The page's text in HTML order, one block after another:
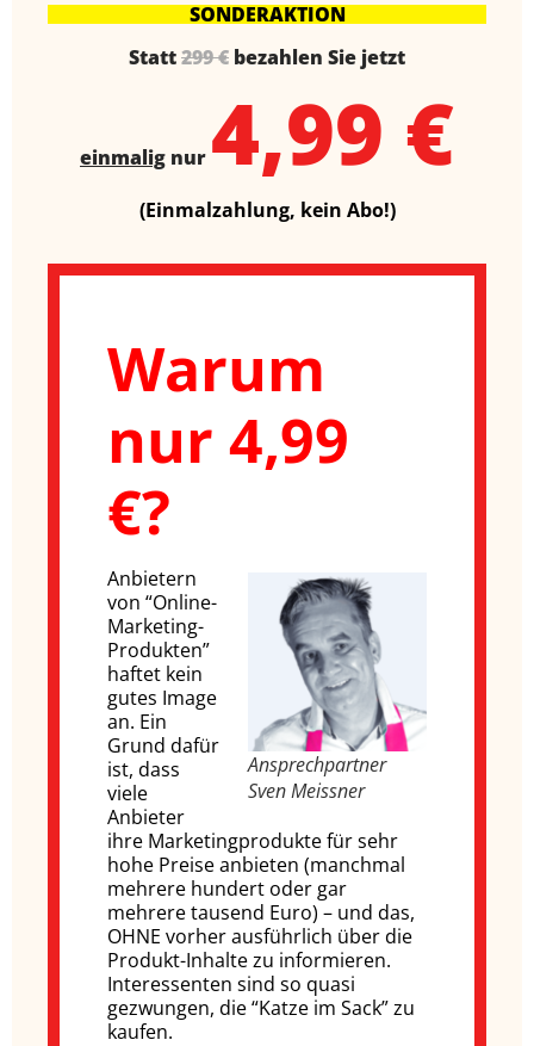
SONDERAKTION
Statt299 € bezahlen Sie jetzt
einmalig nur 4,99 €
(Einmalzahlung, kein Abo!)
Warum
nur 4,99
€?
Ansprechpartner
Sven Meissner
Anbietern
von “Online-
Marketing-
Produkten”
haftet kein
gutes Image
an. Ein
Grund dafür
ist, dass
viele
Anbieter
ihre Marketingprodukte für sehr
hohe Preise anbieten (manchmal
mehrere hundert oder gar
mehrere tausend Euro) – und das,
OHNE vorher ausführlich über die
Produkt-Inhalte zu informieren.
Interessenten sind so quasi
gezwungen, die “Katze im Sack” zu
kaufen.